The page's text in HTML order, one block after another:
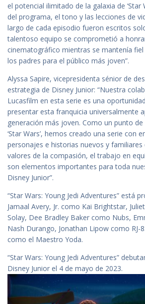
el potencial ilimitado de la galaxia de ‘Star
del programa, el tono y las lecciones de
largo de cada episodio fueron escritos
talentoso equipo se comprometió a
cinematográfico mientras se mantenía
los padres para el público más joven”.
Alyssa Sapire, vicepresidenta sénior de
estrategia de Disney Junior: “Nuestra
Lucasfilm en esta serie es una
presentar esta franquicia universalmente
generación más joven. Como un punto
‘Star Wars’, hemos creado una serie con
personajes e historias nuevos y familiares
valores de la compasión, el trabajo en
son elementos importantes para toda
Disney Junior”.
“Star Wars: Young Jedi Adventures” está
Jamaal Avery, Jr. como Kai Brightstar,
Solay, Dee Bradley Baker como Nubs,
Nash Durango, Jonathan Lipow como RJ-
como el Maestro Yoda.
“Star Wars: Young Jedi Adventures”
Disney Junior el 4 de mayo de 2023.